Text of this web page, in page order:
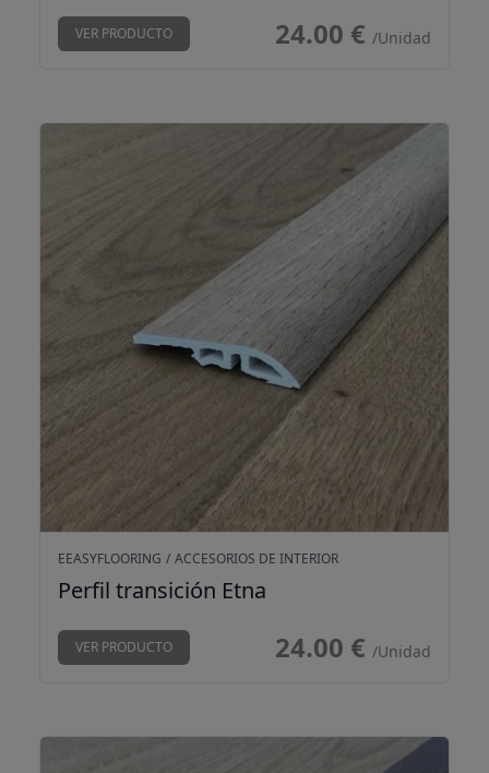
VER PRODUCTO 24.00 € /Unidad
EEASYFLOORING / ACCESORIOS DE INTERIOR
Perfil transición Etna
VER PRODUCTO 24.00 € /Unidad